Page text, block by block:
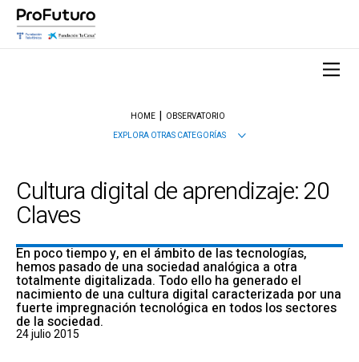
HOME
OBSERVATORIO
EXPLORA OTRAS CATEGORÍAS
Cultura digital de aprendizaje: 20
Claves
En poco tiempo y, en el ámbito de las tecnologías,
hemos pasado de una sociedad analógica a otra
totalmente digitalizada. Todo ello ha generado el
nacimiento de una cultura digital caracterizada por una
fuerte impregnación tecnológica en todos los sectores
de la sociedad.
24 julio 2015